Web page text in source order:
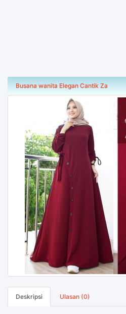
Busana wanita Elegan Cantik Za
Deskripsi Ulasan (0)